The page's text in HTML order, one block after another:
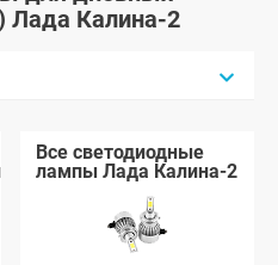
Лада Калина-2
Все светодиодные
лампы Лада Калина-2